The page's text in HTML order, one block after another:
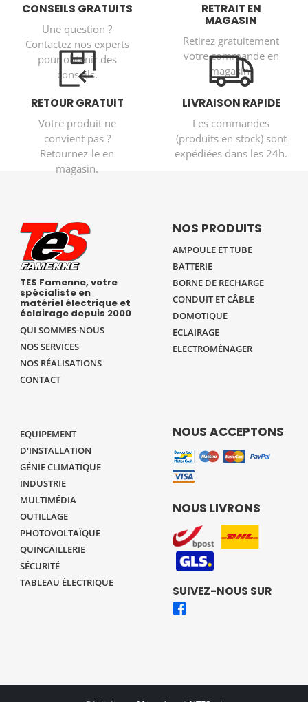
CONSEILS GRATUITS
Une question ?
Contactez nos experts
pour obtenir des
conseils.
RETRAIT EN
MAGASIN
Retirez gratuitement
votre commande en
magasin.
RETOUR GRATUIT
Votre produit ne
convient pas ?
Retournez-le en
magasin.
LIVRAISON RAPIDE
Les commandes
(produits en stock) sont
expédiées dans les 24h.
TES Famenne, votre
spécialiste en
matériel électrique et
éclairage depuis 2000
QUI SOMMES-NOUS
NOS SERVICES
NOS RÉALISATIONS
CONTACT
NOS PRODUITS
AMPOULE ET TUBE
BATTERIE
BORNE DE RECHARGE
CONDUIT ET CÂBLE
DOMOTIQUE
ECLAIRAGE
ELECTROMÉNAGER
EQUIPEMENT
D'INSTALLATION
GÉNIE CLIMATIQUE
INDUSTRIE
MULTIMÉDIA
OUTILLAGE
PHOTOVOLTAÏQUE
QUINCAILLERIE
SÉCURITÉ
TABLEAU ÉLECTRIQUE
NOUS ACCEPTONS
NOUS LIVRONS
SUIVEZ-NOUS SUR